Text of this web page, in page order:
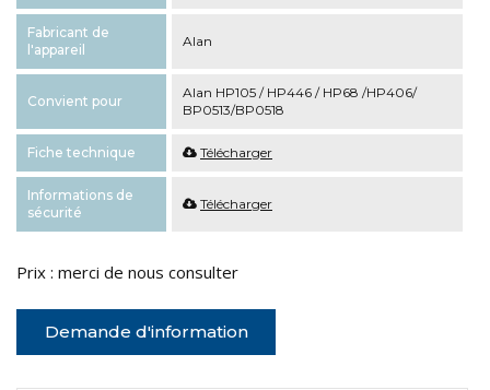
Fabricant de
l'appareil
Alan
Convient pour
Alan HP105 / HP446 / HP68 /HP406/
BP0513/BP0518
Fiche technique Télécharger
Informations de
sécurité
Télécharger
Prix : merci de nous consulter
Demande d'information